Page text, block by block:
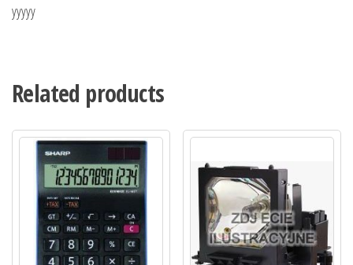
yyyyy
Related products